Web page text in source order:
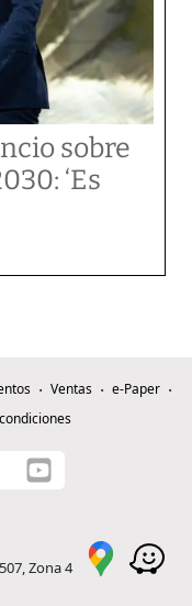
sobre
‘Es
Ventas
e-Paper
Zona 4